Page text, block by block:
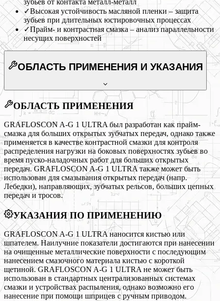
зубьев от контакта металл-металл
✓Высокая устойчивость масляной пленки – защита
зубьев при длительных юстировочных процессах
✓Прайм- и контрастная смазка – анализ параллельности
несущих поверхностей
ОБЛАСТЬ ПРИМЕНЕНИЯ И УКАЗАНИЯ
ОБЛАСТЬ ПРИМЕНЕНИЯ
GRAFLOSCON A-G 1 ULTRA был разработан как прайм-
смазка для больших открытых зубчатых передач, однако также
применяется в качестве контрастной смазки для контроля
распределения нагрузки на боковых поверхностях зубьев во
время пуско-наладочных работ для больших открытых
передач. GRAFLOSCON A-G 1 ULTRA также может быть
использован для смазывания открытых передач (напр.
Лебедки), направляющих, зубчатых рельсов, больших цепных
передач и тросов.
УКАЗАНИЯ ПО ПРИМЕНЕНИЮ
GRAFLOSCON A-G 1 ULTRA наносится кистью или
шпателем. Наилучние показатели достигаются при нанесении
на очищенные металлические поверхности с последующим
нанесением смазочного материала кистью с короткой
щетиной. GRAFLOSCON A-G 1 ULTRA не может быть
использован в стандартных централизованных системах
смазки и устройствах распыления, однако возможно его
нанесение при помощи шприцев с ручным приводом.